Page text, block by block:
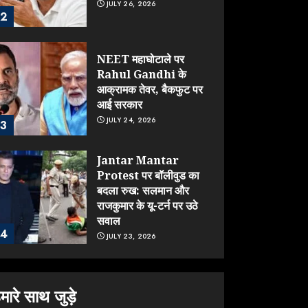
2
JULY 26, 2026
3
NEET महाघोटाले पर
Rahul Gandhi के
आक्रामक तेवर, बैकफुट पर
आई सरकार
JULY 24, 2026
4
Jantar Mantar
Protest पर बॉलीवुड का
बदला रुख: सलमान और
राजकुमार के यू-टर्न पर उठे
सवाल
JULY 23, 2026
ONGC के खजाने से RSS
साथ जुड़े